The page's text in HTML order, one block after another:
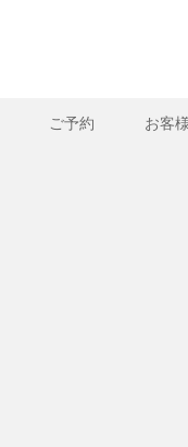
ご予約 お客